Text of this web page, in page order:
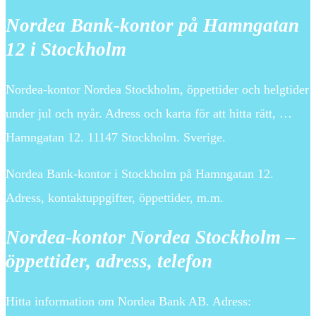
Nordea Bank-kontor på Hamngatan
12 i Stockholm
Nordea-kontor Nordea Stockholm, öppettider och helgtider
under jul och nyår. Adress och karta för att hitta rätt, …
Hamngatan 12. 11147 Stockholm. Sverige.
Nordea Bank-kontor i Stockholm på Hamngatan 12.
Adress, kontaktuppgifter, öppettider, m.m.
Nordea-kontor Nordea Stockholm –
öppettider, adress, telefon
Hitta information om Nordea Bank AB. Adress: